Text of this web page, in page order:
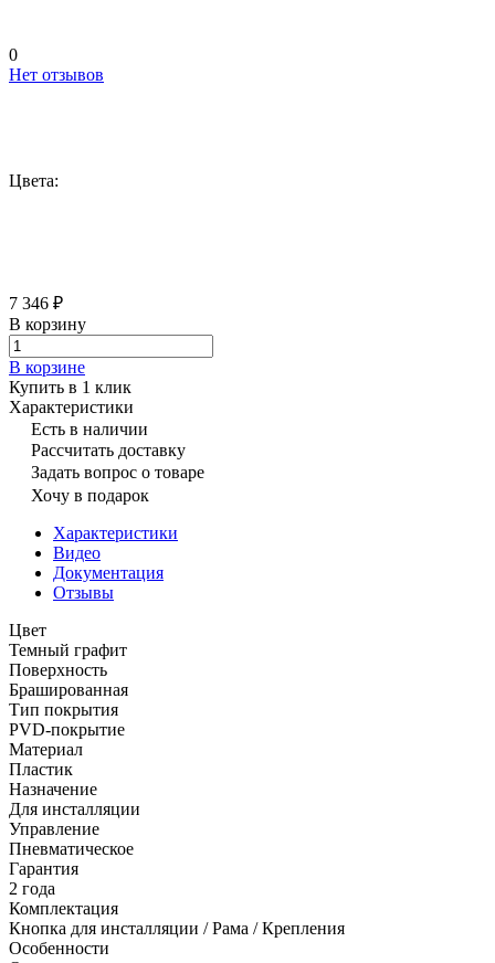
0
Нет отзывов
Цвета:
7 346 ₽
В корзину
В корзине
Купить в 1 клик
Характеристики
Есть в наличии
Рассчитать доставку
Задать вопрос о товаре
Хочу в подарок
Характеристики
Видео
Документация
Отзывы
Цвет
Темный графит
Поверхность
Брашированная
Тип покрытия
PVD-покрытие
Материал
Пластик
Назначение
Для инсталляции
Управление
Пневматическое
Гарантия
2 года
Комплектация
Кнопка для инсталляции / Рама / Крепления
Особенности